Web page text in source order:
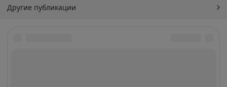
Другие публикации